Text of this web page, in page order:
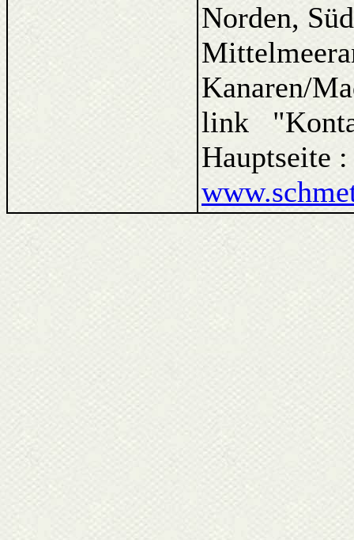
Norden,
Kanaren/
link
Hauptseite